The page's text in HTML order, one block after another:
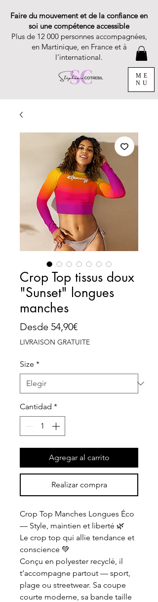
Faire du mouvement et de la confiance en
soi une compétence accessible
Plus de 12 000 personnes accompagnées,
en Martinique, en France et à
l’international.
ME
NU
Crop Top tissus doux
"Sunset" longues
manches
Desde 54,90€Precio
de
LIVRAISON GRATUITE
Size *
Cantidad *
Agregar al carrito
Realizar compra
Crop Top Manches Longues Éco
— Style, maintien et liberté 🌿
Le crop top qui allie tendance et
conscience 💚
Conçu en polyester recyclé, il
t’accompagne partout — sport,
plage ou streetwear. Sa coupe
courte moderne, sa bande taille